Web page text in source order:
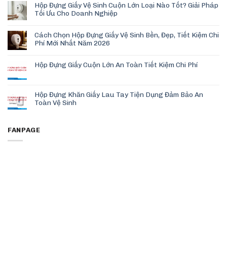
Hộp Đựng Giấy Vệ Sinh Cuộn Lớn Loại Nào Tốt? Giải Pháp
Tối Ưu Cho Doanh Nghiệp
Cách Chọn Hộp Đựng Giấy Vệ Sinh Bền, Đẹp, Tiết Kiệm Chi
Phí Mới Nhất Năm 2026
Hộp Đựng Giấy Cuộn Lớn An Toàn Tiết Kiệm Chi Phí
Hộp Đựng Khăn Giấy Lau Tay Tiện Dụng Đảm Bảo An
Toàn Vệ Sinh
FANPAGE